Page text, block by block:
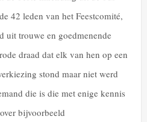
42 leden van het Feestcomité,
uit trouwe en goedmenende
draad dat elk van hen op een
stond maar niet werd
die is die met enige kennis
bijvoorbeeld